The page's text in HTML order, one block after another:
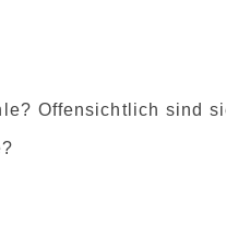
Offensichtlich sind